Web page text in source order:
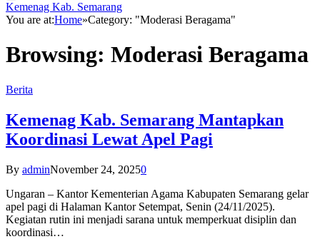
Kemenag Kab. Semarang
You are at:Home»Category: "Moderasi Beragama"
Browsing: Moderasi Beragama
Berita
Kemenag Kab. Semarang Mantapkan
Koordinasi Lewat Apel Pagi
By adminNovember 24, 20250
Ungaran – Kantor Kementerian Agama Kabupaten Semarang gelar
apel pagi di Halaman Kantor Setempat, Senin (24/11/2025).
Kegiatan rutin ini menjadi sarana untuk memperkuat disiplin dan
koordinasi…